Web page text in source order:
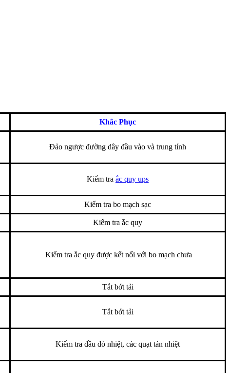
Khắc Phục
Đảo ngược đường dây đầu vào và trung tính
Kiểm tra ắc quy ups
Kiểm tra bo mạch sạc
Kiểm tra ắc quy
Kiểm tra ắc quy được kết nối với bo mạch chưa
Tắt bớt tải
Tắt bớt tải
Kiểm tra đầu dò nhiệt, các quạt tản nhiệt